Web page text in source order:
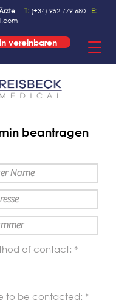
T: (+34) 952 779 680
E:
vereinbaren
beantragen
of contact: *
to be contacted: *